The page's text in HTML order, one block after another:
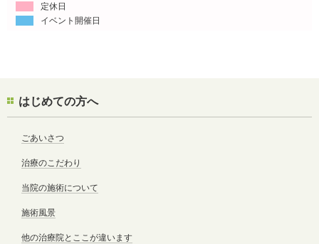
定休日
イベント開催日
はじめての方へ
ごあいさつ
治療のこだわり
当院の施術について
施術風景
他の治療院とここが違います